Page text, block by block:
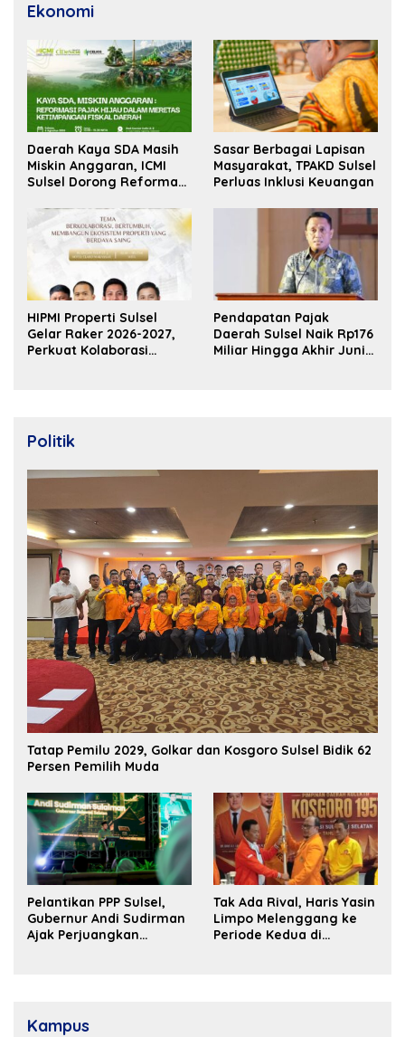
Ekonomi
Daerah Kaya SDA Masih
Miskin Anggaran, ICMI
Sulsel Dorong Reformasi
Sasar Berbagai Lapisan
Masyarakat, TPAKD Sulsel
Perluas Inklusi Keuangan
HIPMI Properti Sulsel
Gelar Raker 2026-2027,
Perkuat Kolaborasi
Pendapatan Pajak
Daerah Sulsel Naik Rp176
Miliar Hingga Akhir Juni
Politik
Tatap Pemilu 2029, Golkar dan Kosgoro Sulsel Bidik 62
Persen Pemilih Muda
Pelantikan PPP Sulsel,
Gubernur Andi Sudirman
Ajak Perjuangkan
Tak Ada Rival, Haris Yasin
Limpo Melenggang ke
Periode Kedua di
Kampus